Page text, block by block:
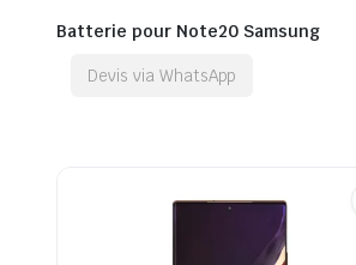
Batterie pour Note20 Samsung
Devis via WhatsApp